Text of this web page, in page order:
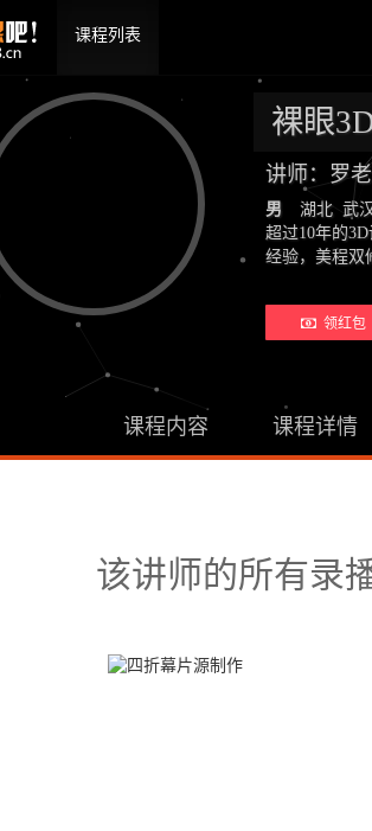
课程列表
裸眼
讲师：罗
男
湖北 武
超过10年的
经验，美程
领红包
课程内容 课程详情
该讲师的所有录